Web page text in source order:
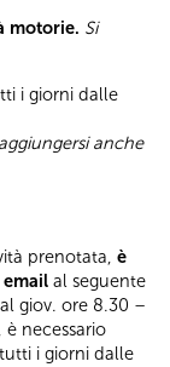
motorie. Si
i giorni dalle
anche
prenotata, è
al seguente
giov. ore 8.30 –
necessario
i giorni dalle